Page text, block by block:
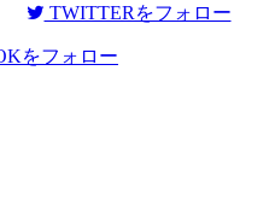
TWITTERをフォロー
をフォロー